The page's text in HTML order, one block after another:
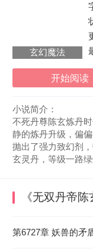
玄幻魔法
开始阅读
小说简介：
不死丹尊陈玄炼丹
静的炼丹升级，偏
抛出了强力致幻剂
玄灵丹，等级一路绿
《无双丹帝陈
第6727章 妖兽的矛